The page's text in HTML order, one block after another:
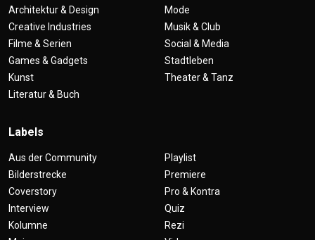
Architektur & Design
Creative Industries
Filme & Serien
Games & Gadgets
Kunst
Literatur & Buch
Mode
Musik & Club
Social & Media
Stadtleben
Theater & Tanz
Labels
Aus der Community
Bilderstrecke
Coverstory
Interview
Kolumne
Playlist
Premiere
Pro & Kontra
Quiz
Rezi